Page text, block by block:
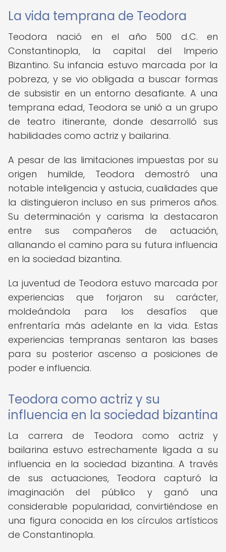
La vida temprana de Teodora
Teodora nació en el año 500 d.C. en
Constantinopla, la capital del Imperio
Bizantino. Su infancia estuvo marcada por la
pobreza, y se vio obligada a buscar formas
de subsistir en un entorno desafiante. A una
temprana edad, Teodora se unió a un grupo
de teatro itinerante, donde desarrolló sus
habilidades como actriz y bailarina.
A pesar de las limitaciones impuestas por su
origen humilde, Teodora demostró una
notable inteligencia y astucia, cualidades que
la distinguieron incluso en sus primeros años.
Su determinación y carisma la destacaron
entre sus compañeros de actuación,
allanando el camino para su futura influencia
en la sociedad bizantina.
La juventud de Teodora estuvo marcada por
experiencias que forjaron su carácter,
moldeándola para los desafíos que
enfrentaría más adelante en la vida. Estas
experiencias tempranas sentaron las bases
para su posterior ascenso a posiciones de
poder e influencia.
Teodora como actriz y su
influencia en la sociedad bizantina
La carrera de Teodora como actriz y
bailarina estuvo estrechamente ligada a su
influencia en la sociedad bizantina. A través
de sus actuaciones, Teodora capturó la
imaginación del público y ganó una
considerable popularidad, convirtiéndose en
una figura conocida en los círculos artísticos
de Constantinopla.